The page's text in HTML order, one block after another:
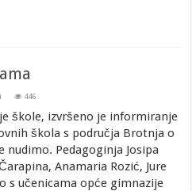
osnovnim
školama
446
škole, izvršeno je informiranje
škola s područja Brotnja o
Pedagoginja Josipa
Anamaria Rozić, Jure
s učenicama opće gimnazije